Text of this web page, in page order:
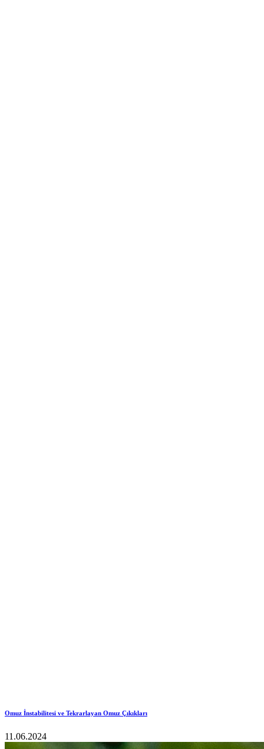
Omuz İnstabilitesi ve Tekrarlayan Omuz Çıkıkları
11.06.2024